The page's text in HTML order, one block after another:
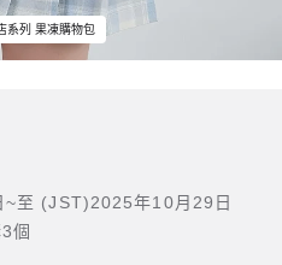
系列 果凍購物包
~至 (JST)2025年10月29日
個